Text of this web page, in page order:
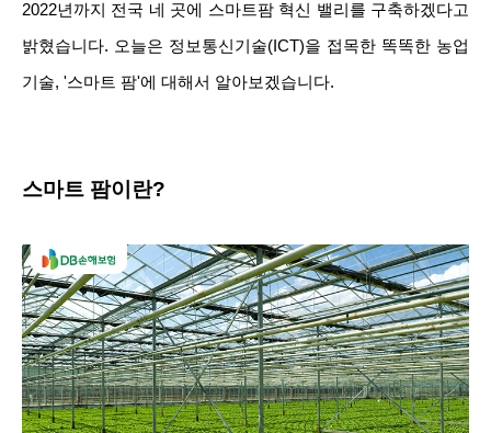
2022년까지 전국 네 곳에 스마트팜 혁신 밸리를 구축하겠다고
밝혔습니다. 오늘은 정보통신기술(ICT)을 접목한 똑똑한 농업
기술, '스마트 팜'에 대해서 알아보겠습니다.
스마트 팜이란?